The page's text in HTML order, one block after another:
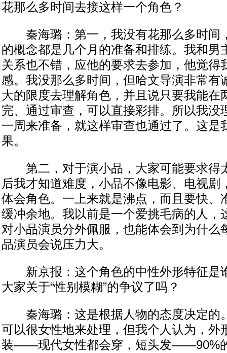
花那么多时间去接这样一个角色？
秦海璐：第一，我没有花那么多时间
的概念都是几个月的准备和排练。我和男
关系也不错，应他的要求去参加，他觉得
感。我没那么多时间，但哈文导演非常有
大的限度去理解角色，并且说只要我能在
完、通过审查，可以直接彩排。所以我没
一周来准备，就这样审查也通过了。这是
果。
第二，对于演小品，大家可能要求得
后我才知道难度，小品不像电影、电视剧
体会角色。一上来就是沸点，而且要快、
缓冲余地。我以前是一个爱挑毛病的人，
对小品演员分外佩服，也能体会到为什么
品演员会说压力大。
新京报：这个角色的中性外形特征是
大家关于“性别模糊”的争议了吗？
秦海璐：这是根据人物的态度决定的
可以很女性地来处理，但我个人认为，外
装——现代女性都会穿，短头发——90%